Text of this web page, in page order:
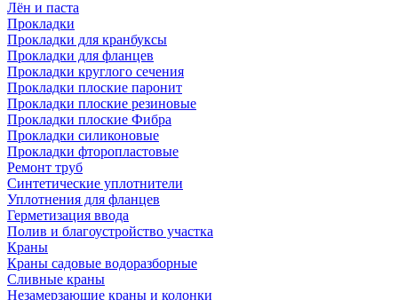
Лён и паста
Прокладки
Прокладки для кранбуксы
Прокладки для фланцев
Прокладки круглого сечения
Прокладки плоские паронит
Прокладки плоские резиновые
Прокладки плоские Фибра
Прокладки силиконовые
Прокладки фторопластовые
Ремонт труб
Синтетические уплотнители
Уплотнения для фланцев
Герметизация ввода
Полив и благоустройство участка
Краны
Краны садовые водоразборные
Сливные краны
Незамерзающие краны и колонки